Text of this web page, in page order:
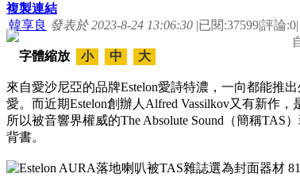
複製連結
韓享良 發表於 2023-8-24 13:06:30 |已閱:37599|評論:0|
字體縮放
小 中 大
來自愛沙尼亞的品牌Estelon愛詩特濃，一向都能推
愛。而近期Estelon創辦人Alfred Vassilkov又有新作
所以被音響界權威的The Absolute Sound（簡稱
背書。